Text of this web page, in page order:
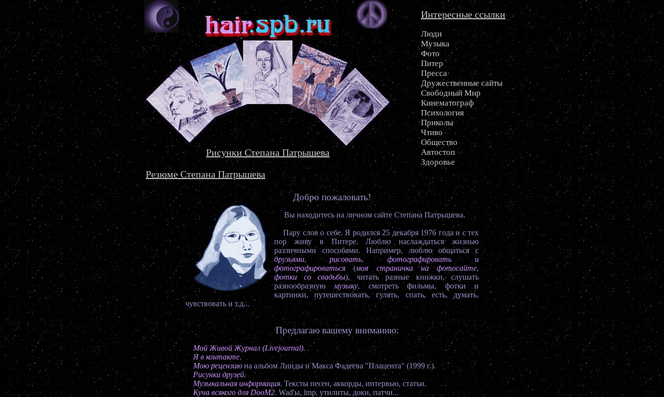
Интересные ссылки
Люди
Музыка
Фото
Питер
Пресса
Дружественные сайты
Свободный Мир
Кинематограф
Психология
Приколы
Чтиво
Общество
Автостоп
Здоровье
Рисунки Степана Патрышева
Резюме Степана Патрышева
Добро пожаловать!
Вы находитесь на личном сайте Степана Патрышева.
Пару слов о себе. Я родился 25 декабря 1976 года и с тех
пор живу в Питере. Люблю наслаждаться жизнью
различными способами. Например, люблю общаться с
друзьями,рисовать, фотографировать и
фотографироваться (моя страничка на фотосайте,
фотки со свадьбы), читать разные книжки, слушать
разнообразнуюмузыку, смотреть фильмы, фотки и
картинки, путешествовать, гулять, спать, есть, думать,
чувствовать и т.д...
Предлагаю вашему вниманию:
Мой Живой Журнал (Livejournal).
Я в контакте.
Мою рецензию на альбом Линды и Макса Фадеева "Плацента" (1999 г.).
Рисунки друзей.
Музыкальная информация. Тексты песен, аккорды, интервью, статьи.
Куча всякого для DooM2. Wad'ы, lmp, утилиты, доки, патчи...